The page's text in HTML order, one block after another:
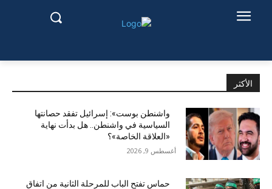
الأكثر
واشنطن بوست»: إسرائيل تفقد حصانتها
السياسية في واشنطن.. هل بدأت نهاية
«العلاقة الخاصة»؟
أغسطس 9, 2026
حماس تفتح الباب للمرحلة الثانية من اتفاق